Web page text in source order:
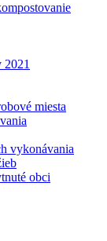
miesta
vykonávania
obci